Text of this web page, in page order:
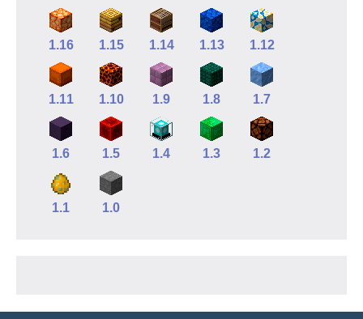
1.16 1.15 1.14 1.13 1.12
1.11 1.10 1.9 1.8 1.7
1.6 1.5 1.4 1.3 1.2
1.1 1.0